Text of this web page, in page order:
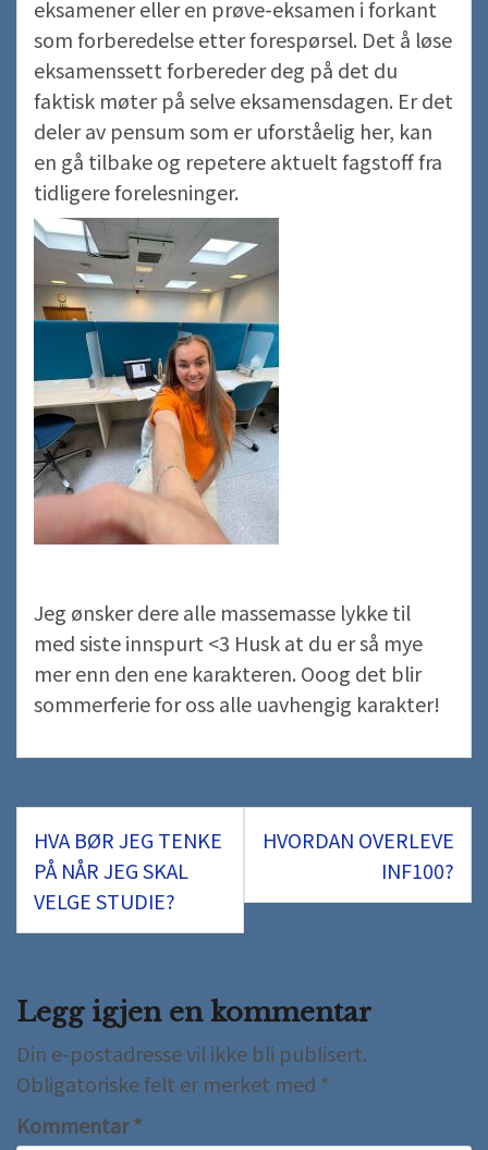
eksamener eller en prøve-eksamen i forkant
som forberedelse etter forespørsel. Det å løse
eksamenssett forbereder deg på det du
faktisk møter på selve eksamensdagen. Er det
deler av pensum som er uforståelig her, kan
en gå tilbake og repetere aktuelt fagstoff fra
tidligere forelesninger.
Jeg ønsker dere alle massemasse lykke til
med siste innspurt <3 Husk at du er så mye
mer enn den ene karakteren. Ooog det blir
sommerferie for oss alle uavhengig karakter!
Innleggsnavigasjon
HVA BØR JEG TENKE
PÅ NÅR JEG SKAL
VELGE STUDIE?
HVORDAN OVERLEVE
INF100?
Legg igjen en kommentar
Din e-postadresse vil ikke bli publisert.
Obligatoriske felt er merket med *
Kommentar*